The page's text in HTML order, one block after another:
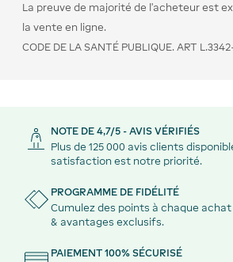
La preuve de majorité de l’acheteur est
la vente en ligne.
CODE DE LA SANTÉ PUBLIQUE. ART
NOTE DE 4,7/5 - AVIS VÉRIFIÉS
Plus de 125 000 avis clients
satisfaction est notre priorité.
PROGRAMME DE FIDÉLITÉ
Cumulez des points à chaque
& avantages exclusifs.
PAIEMENT 100% SÉCURISÉ